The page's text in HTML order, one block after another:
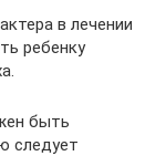
в лечении
ребенку
быть
следует